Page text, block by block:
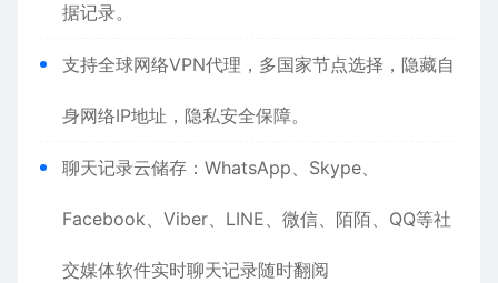
据记录。
支持全球网络VPN代理，多国家节点选择，隐藏自
身网络IP地址，隐私安全保障。
聊天记录云储存：WhatsApp、Skype、
Facebook、Viber、LINE、微信、陌陌、QQ等社
交媒体软件实时聊天记录随时翻阅